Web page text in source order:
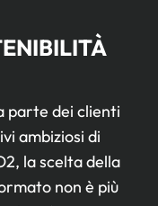
parte dei clienti
ambiziosi di
la scelta della
non è più